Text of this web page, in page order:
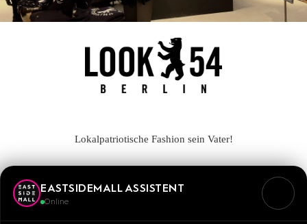
EASTSIDEMALL ASSISTENT
Online
Lokalpatriotische Fashion sein Vater!
Shirts, Sweats, Jacken und anderes geiles Zeug mit Liebe und